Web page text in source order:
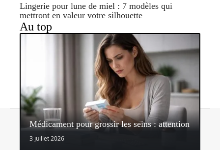
Lingerie pour lune de miel : 7 modèles qui
mettront en valeur votre silhouette
Au top
Médicament pour grossir les seins : attention
3 juillet 2026
Contact Mentions légales Sitemap